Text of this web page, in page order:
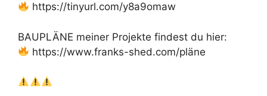
https://tinyurl.com/y8a9omaw
BAUPLÄNE meiner Projekte findest du hier:
https://www.franks-shed.com/pläne